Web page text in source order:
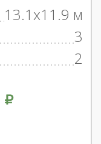
13.1x11.9 м
3
2